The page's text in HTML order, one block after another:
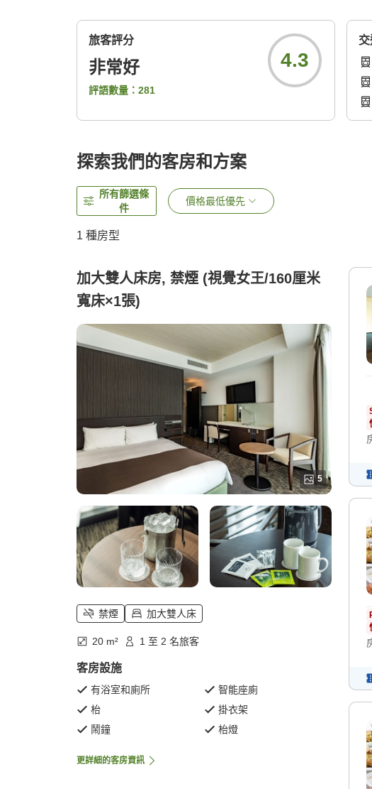
旅客評分
非常好
評語數量： 281
4.3
探索我們的客房和方案
所有篩選條
件
價格最低優先
1 種房型
加大雙人床房, 禁煙 (視覺女王/160厘米
寬床×1張)
5
禁煙 加大雙人床
20 m² 1 至 2 名旅客
客房設施
有浴室和廁所
智能座廁
枱
掛衣架
鬧鐘
枱燈
更詳細的客房資訊